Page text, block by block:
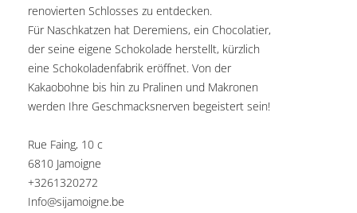
renovierten Schlosses zu entdecken.
Für Naschkatzen hat Deremiens, ein Chocolatier,
der seine eigene Schokolade herstellt, kürzlich
eine Schokoladenfabrik eröffnet. Von der
Kakaobohne bis hin zu Pralinen und Makronen
werden Ihre Geschmacksnerven begeistert sein!
Rue Faing, 10 c
6810 Jamoigne
+3261320272
Info@sijamoigne.be